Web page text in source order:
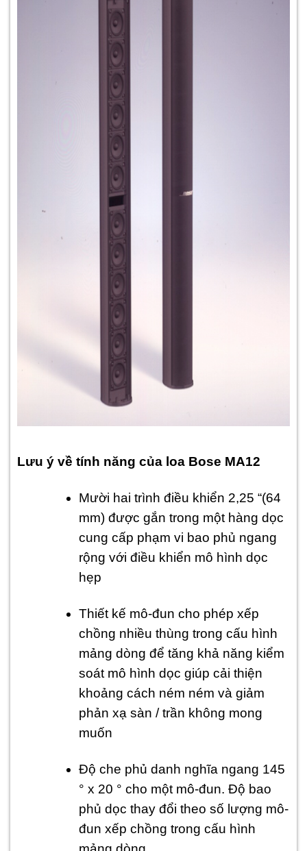
Lưu ý về tính năng của loa Bose MA12
Mười hai trình điều khiển 2,25 “(64
mm) được gắn trong một hàng dọc
cung cấp phạm vi bao phủ ngang
rộng với điều khiển mô hình dọc
hẹp
Thiết kế mô-đun cho phép xếp
chồng nhiều thùng trong cấu hình
mảng dòng để tăng khả năng kiểm
soát mô hình dọc giúp cải thiện
khoảng cách ném ném và giảm
phản xạ sàn / trần không mong
muốn
Độ che phủ danh nghĩa ngang 145
° x 20 ° cho một mô-đun. Độ bao
phủ dọc thay đổi theo số lượng mô-
đun xếp chồng trong cấu hình